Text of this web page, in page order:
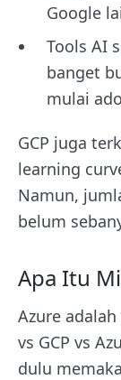
Google
Tools AI
banget
mulai
GCP juga
learning
Namun,
belum
Apa Itu
Azure adalah
vs GCP vs
dulu